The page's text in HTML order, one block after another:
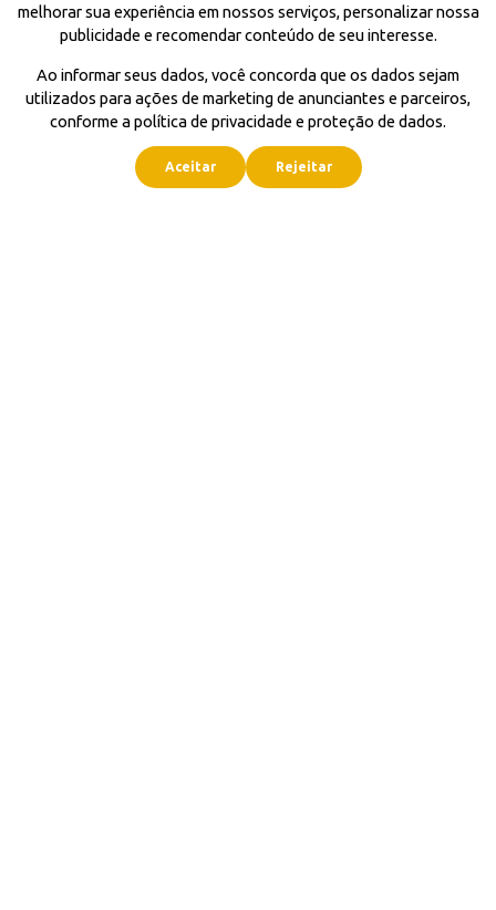
melhorar sua experiência em nossos serviços, personalizar nossa
publicidade e recomendar conteúdo de seu interesse.
Ao informar seus dados, você concorda que os dados sejam
utilizados para ações de marketing de anunciantes e parceiros,
conforme a política de privacidade e proteção de dados.
Aceitar Rejeitar